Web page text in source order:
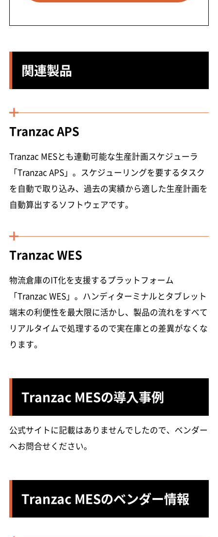
関連製品
Tranzac APS
Tranzac MESとも連動可能な生産計画スケジューラ
「Tranzac APS」。スケジューリングを要するタスク
を自動で取り込み、過去の実績から適した生産計画を
自動算出するソフトウェアです。
Tranzac WES
物流倉庫のIT化を支援するプラットフォーム
「Tranzac WES」。ハンディターミナルとタブレット
端末の利便性を最大限に活かし、製品の流れをすべて
リアルタイムで処理するので実在庫との差異がなくな
ります。
Tranzac MESの導入事例
公式サイトに記載はありませんでしたので、ベンダー
へお問合せください。
Tranzac MESのベンダー情報